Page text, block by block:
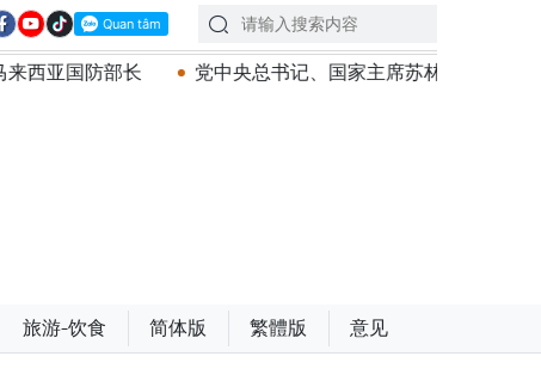
党中央总书记、国家主席苏林：越南与马来西亚关系日益活跃
旅游-饮食 简体版 繁體版 意见